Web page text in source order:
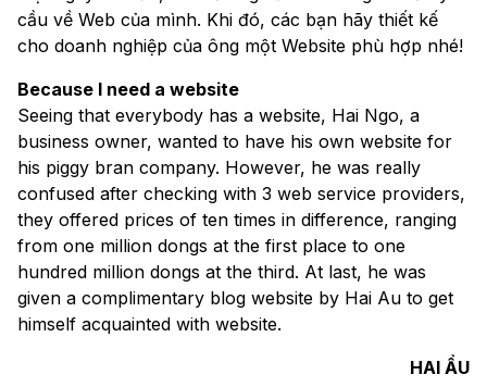
cầu về Web của mình. Khi đó, các bạn hãy thiết kế
cho doanh nghiệp của ông một Website phù hợp nhé!
Because I need a website
Seeing that everybody has a website, Hai Ngo, a
business owner, wanted to have his own website for
his piggy bran company. However, he was really
confused after checking with 3 web service providers,
they offered prices of ten times in difference, ranging
from one million dongs at the first place to one
hundred million dongs at the third. At last, he was
given a complimentary blog website by Hai Au to get
himself acquainted with website.
HAI ẨU